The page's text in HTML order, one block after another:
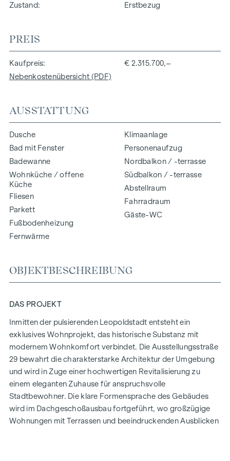
Zustand
Erstbezug
PREIS
Kaufpreis
€ 2.315.700,–
Nebenkostenübersicht (PDF)
AUSSTATTUNG
Dusche
Bad mit Fenster
Badewanne
Wohnküche / offene
Küche
Fliesen
Parkett
Fußbodenheizung
Fernwärme
Klimaanlage
Personenaufzug
Nordbalkon / -terrasse
Südbalkon / -terrasse
Abstellraum
Fahrradraum
Gäste-WC
OBJEKTBESCHREIBUNG
DAS PROJEKT
Inmitten der pulsierenden Leopoldstadt entsteht ein
exklusives Wohnprojekt, das historische Substanz mit
modernem Wohnkomfort verbindet. Die Ausstellungsstraße
29 bewahrt die charakterstarke Architektur der Umgebung
und wird in Zuge einer hochwertigen Revitalisierung zu
einem eleganten Zuhause für anspruchsvolle
Stadtbewohner. Die klare Formensprache des Gebäudes
wird im Dachgeschoßausbau fortgeführt, wo großzügige
Wohnungen mit Terrassen und beeindruckenden Ausblicken